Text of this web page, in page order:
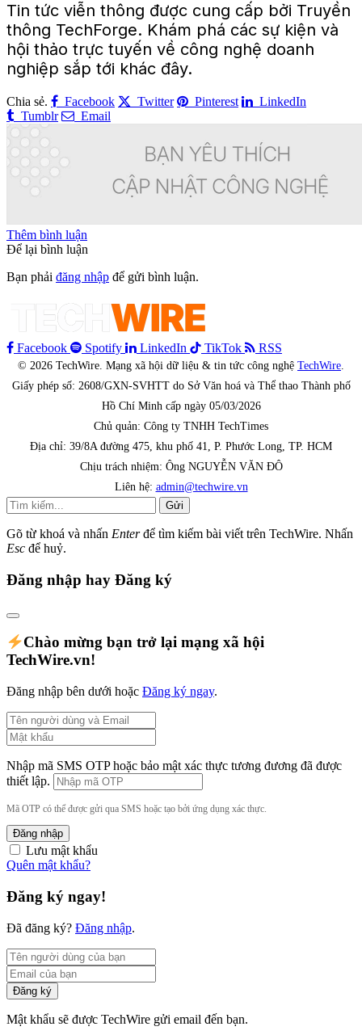
Tin tức viễn thông được cung cấp bởi Truyền
thông TechForge. Khám phá các sự kiện và
hội thảo trực tuyến về công nghệ doanh
nghiệp sắp tới khác đây.
Chia sẻ. Facebook Twitter Pinterest
LinkedIn
Tumblr
Email
Thêm bình luận
Để lại bình luận
Bạn phải đăng nhập để gửi bình luận.
Facebook Spotify LinkedIn TikTok RSS
© 2026 TechWire. Mạng xã hội dữ liệu & tin tức công nghệ TechWire.
Giấy phép số: 2608/GXN-SVHTT do Sở Văn hoá và Thể thao Thành phố
Hồ Chí Minh cấp ngày 05/03/2026
Chủ quản: Công ty TNHH TechTimes
Địa chỉ: 39/8A đường 475, khu phố 41, P. Phước Long, TP. HCM
Chịu trách nhiệm: Ông NGUYỄN VĂN ĐÔ
Liên hệ: admin@techwire.vn
Gửi
Gõ từ khoá và nhấn Enterđể tìm kiếm bài viết trên TechWire. Nhấn
Esc để huỷ.
Đăng nhập hay Đăng ký
Chào mừng bạn trở lại mạng xã hội
TechWire.vn!
Đăng nhập bên dưới hoặc Đăng ký ngay.
Nhập mã SMS OTP hoặc bảo mật xác thực tương đương đã được
thiết lập.
Mã OTP có thể được gửi qua SMS hoặc tạo bởi ứng dụng xác thực.
Đăng nhập
Lưu mật khẩu
Quên mật khẩu?
Đăng ký ngay!
Đã đăng ký? Đăng nhập.
Đăng ký
Mật khẩu sẽ được TechWire gửi email đến bạn.